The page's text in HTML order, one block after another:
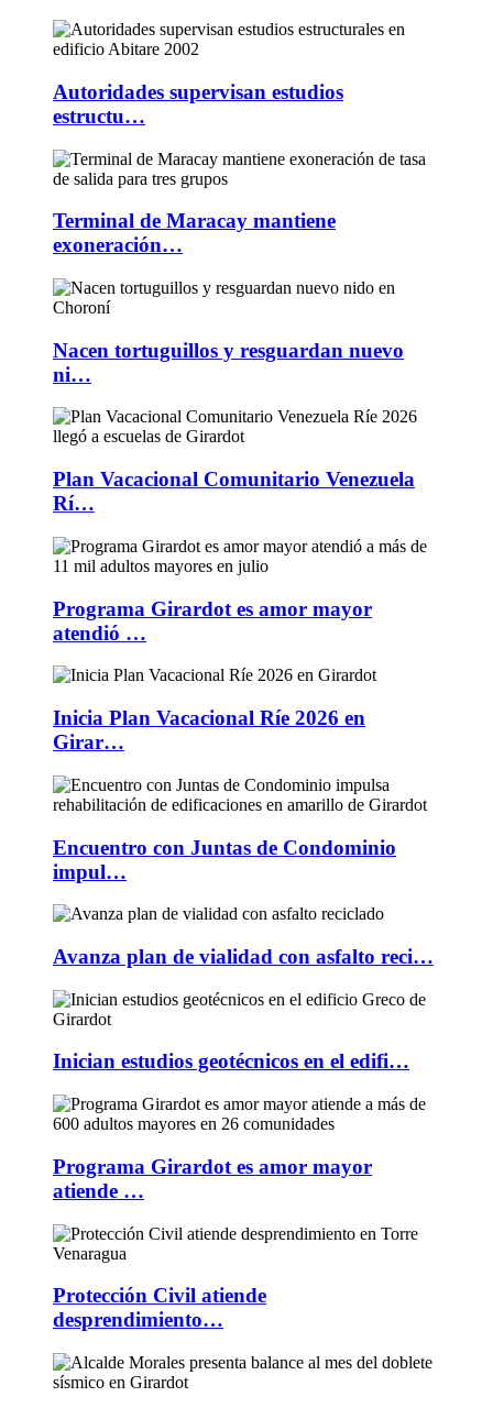
Autoridades supervisan estudios
estructu…
Terminal de Maracay mantiene
exoneración…
Nacen tortuguillos y resguardan nuevo
ni…
Plan Vacacional Comunitario Venezuela
Rí…
Programa Girardot es amor mayor
atendió …
Inicia Plan Vacacional Ríe 2026 en
Girar…
Encuentro con Juntas de Condominio
impul…
Avanza plan de vialidad con asfalto reci…
Inician estudios geotécnicos en el edifi…
Programa Girardot es amor mayor
atiende …
Protección Civil atiende
desprendimiento…